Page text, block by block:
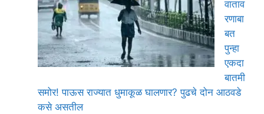
वाताव
रणाबा
बत
पुन्हा
एकदा
बातमी
समोर! पाऊस राज्यात धुमाकूळ घालणार? पुढचे दोन आठवडे
कसे असतील